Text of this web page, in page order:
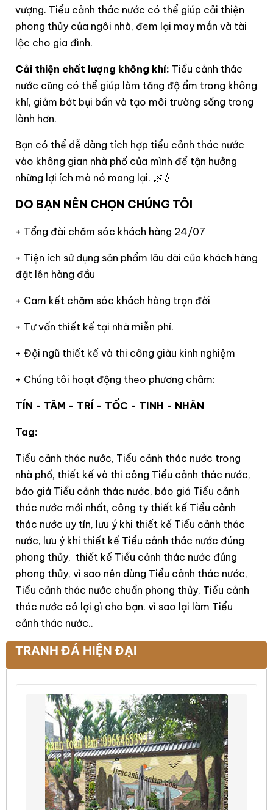
vượng. Tiểu cảnh thác nước có thể giúp cải thiện
phong thủy của ngôi nhà, đem lại may mắn và tài
lộc cho gia đình.
Cải thiện chất lượng không khí: Tiểu cảnh thác
nước cũng có thể giúp làm tăng độ ẩm trong không
khí, giảm bớt bụi bẩn và tạo môi trường sống trong
lành hơn.
Bạn có thể dễ dàng tích hợp tiểu cảnh thác nước
vào không gian nhà phố của mình để tận hưởng
những lợi ích mà nó mang lại. 🌿💧
DO BẠN NÊN CHỌN CHÚNG TÔI
+ Tổng đài chăm sóc khách hàng 24/07
+ Tiện ích sử dụng sản phẩm lâu dài của khách hàng
đặt lên hàng đầu
+ Cam kết chăm sóc khách hàng trọn đời
+ Tư vấn thiết kế tại nhà miễn phí.
+ Đội ngũ thiết kế và thi công giàu kinh nghiệm
+ Chúng tôi hoạt động theo phương châm:
TÍN - TÂM - TRÍ - TỐC - TINH - NHÂN
Tag:
Tiểu cảnh thác nước, Tiểu cảnh thác nước trong
nhà phố, thiết kế và thi công Tiểu cảnh thác nước,
báo giá Tiểu cảnh thác nước, báo giá Tiểu cảnh
thác nước mới nhất, công ty thiết kế Tiểu cảnh
thác nước uy tín, lưu ý khi thiết kế Tiểu cảnh thác
nước, lưu ý khi thiết kế Tiểu cảnh thác nước đúng
phong thủy, thiết kế Tiểu cảnh thác nước đúng
phong thủy, vì sao nên dùng Tiểu cảnh thác nước,
Tiểu cảnh thác nước chuẩn phong thủy, Tiểu cảnh
thác nước có lợi gì cho bạn. vì sao lại làm Tiểu
cảnh thác nước..
TRANH ĐÁ HIỆN ĐẠI